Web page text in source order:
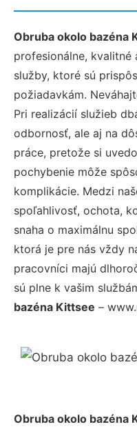
Obruba okolo bazéna
profesionálne, kvalitné
služby, ktoré sú
požiadavkám.
Pri realizácií služieb
odbornosť, ale aj na
práce, pretože si
pochybenie môže
komplikácie. Medzi
spoľahlivosť, ochota,
snaha o maximálnu
ktorá je pre nás vždy
pracovníci majú
sú plne k vašim
bazéna Kittsee –
Obruba okolo bazéna